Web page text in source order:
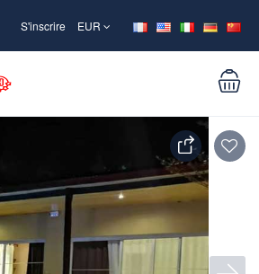
S'inscrire EUR